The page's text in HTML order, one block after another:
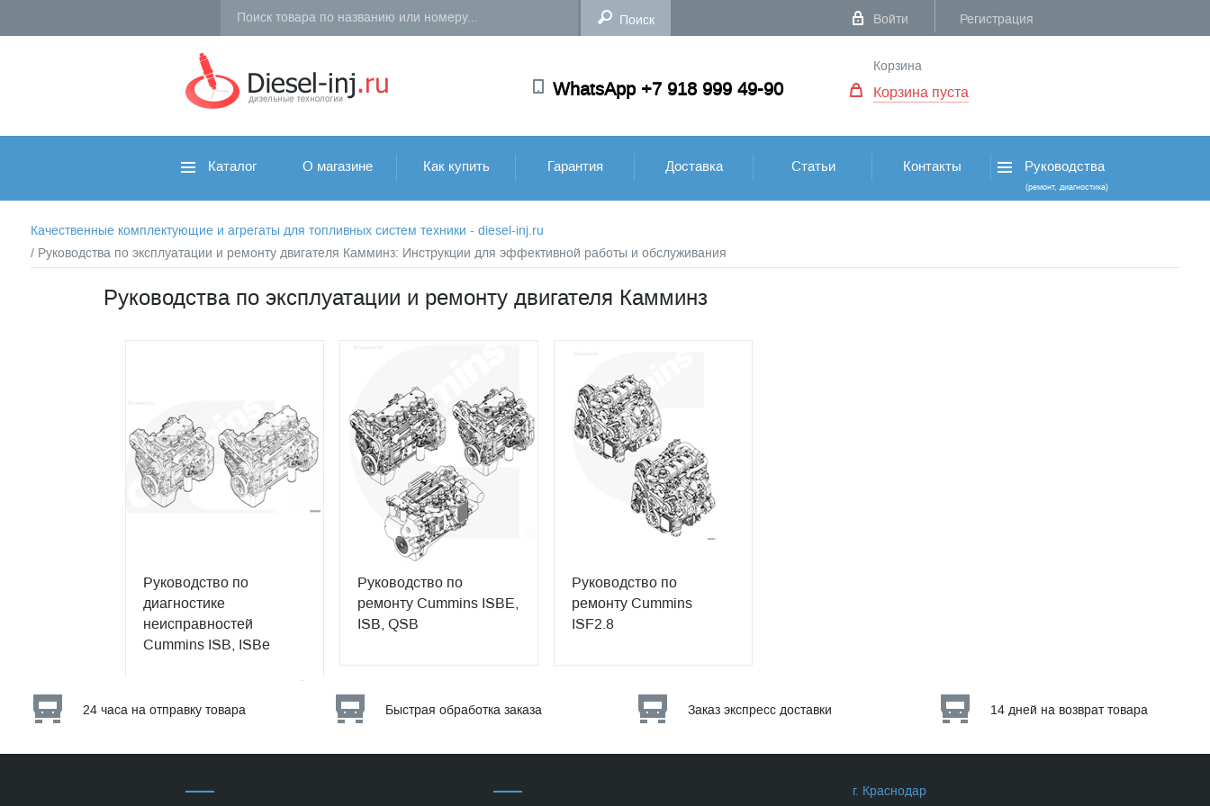
Войти Регистрация
WhatsApp +7 918 999 49-90
Корзина
Корзина пуста
Каталог О магазине Как купить Гарантия Доставка Статьи Контакты Руководства
(ремонт, диагностика)
Качественные комплектующие и агрегаты для топливных систем техники - diesel-inj.ru
/ Руководства по эксплуатации и ремонту двигателя Камминз: Инструкции для эффективной работы и обслуживания
Руководства по эксплуатации и ремонту двигателя Камминз
Руководство по
диагностике
неисправностей
Cummins ISB, ISBe
Руководство по
ремонту Cummins ISBE,
ISB, QSB
Руководство по
ремонту Cummins
ISF2.8
24 часа на отправку товара Быстрая обработка заказа Заказ экспресс доставки 14 дней на возврат товара
г. Краснодар